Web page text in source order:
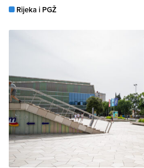
Rijeka i PGŽ